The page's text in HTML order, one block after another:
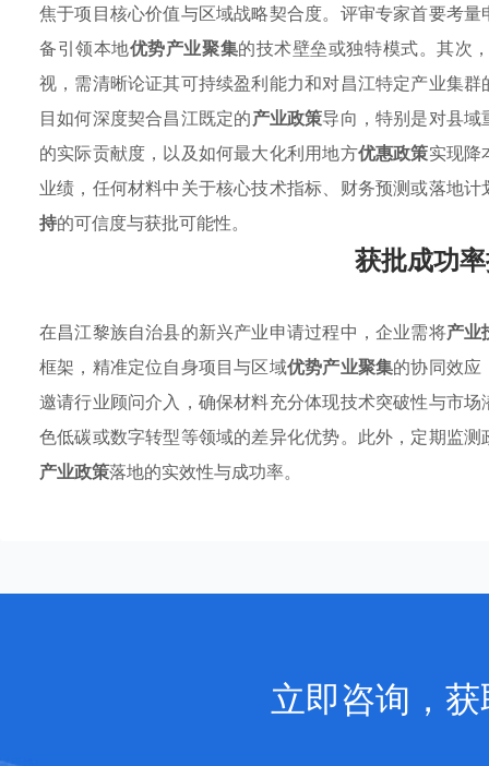
焦于项目核心价值与区域战略契合度。评审专家首要考量
备引领本地优势产业聚集的技术壁垒或独特模式。其次
视，需清晰论证其可持续盈利能力和对昌江特定产业集
目如何深度契合昌江既定的产业政策导向，特别是对县
的实际贡献度，以及如何最大化利用地方优惠政策实现降
业绩，任何材料中关于核心技术指标、财务预测或落地
持的可信度与获批可能性。
获批成功
在昌江黎族自治县的新兴产业申请过程中，企业需将产业
框架，精准定位自身项目与区域优势产业聚集的协同效应
邀请行业顾问介入，确保材料充分体现技术突破性与市
色低碳或数字转型等领域的差异化优势。此外，定期监
产业政策落地的实效性与成功率。
立即咨询，